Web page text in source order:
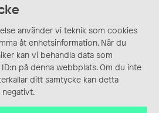
använder vi teknik som cookies
åt enhetsinformation. När du
kan vi behandla data som
på denna webbplats. Om du inte
ditt samtycke kan detta
negativt.